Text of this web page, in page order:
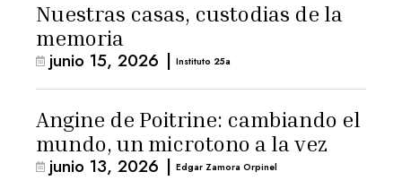
Nuestras casas, custodias de la
memoria
junio 15, 2026 | Instituto 25a
Angine de Poitrine: cambiando el
mundo, un microtono a la vez
junio 13, 2026 | Edgar Zamora Orpinel